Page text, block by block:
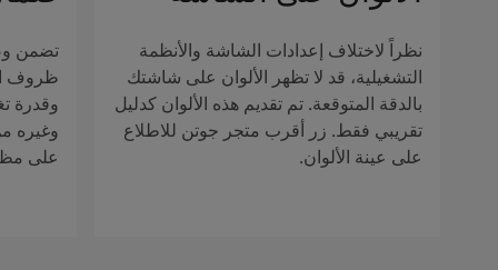
نظراً لاختلاف إعدادات الشاشة والأنظمة
التشغيلية، قد لا تظهر الألوان على شاشتك
بالدقة المتوقعة. تم تقديم هذه الألوان كدليل
تقريبي فقط. زر أقرب متجر جوتن للاطلاع
على عينة الألوان.
تضمن
ظروف
وقدرة
وغيره
على